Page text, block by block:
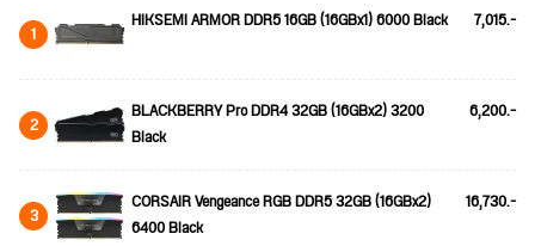
1 HIKSEMI ARMOR DDR5 16GB (16GBx1) 6000 Black 7,015.-
2
BLACKBERRY Pro DDR4 32GB (16GBx2) 3200
Black
6,200.-
3
CORSAIR Vengeance RGB DDR5 32GB (16GBx2)
6400 Black
16,730.-